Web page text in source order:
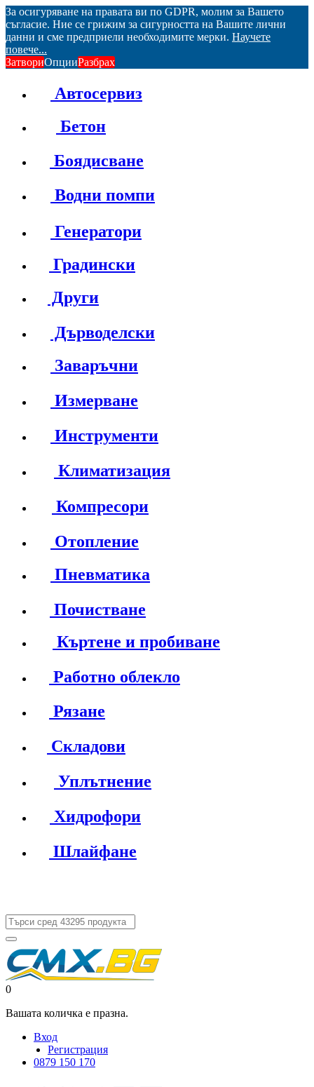
За осигуряване на правата ви по GDPR, молим за Вашето
съгласие. Ние се грижим за сигурността на Вашите лични
данни и сме предприели необходимите мерки. Научете
повече...
ЗатвориОпцииРазбрах
Автосервиз
Бетон
Боядисване
Водни помпи
Генератори
Градински
Други
Дърводелски
Заваръчни
Измерване
Инструменти
Климатизация
Компресори
Отопление
Пневматика
Почистване
Къртене и пробиване
Работно облекло
Рязане
Складови
Уплътнение
Хидрофори
Шлайфане
0
Вашата количка е празна.
Вход
Регистрация
0879 150 170